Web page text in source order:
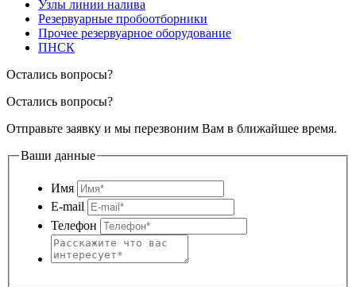
Узлы линии налива
Резервуарные пробоотборники
Прочее резервуарное оборудование
ПНСК
Остались вопросы?
Остались вопросы?
Отправьте заявку и мы перезвоним Вам в ближайшее время.
Ваши данные
Имя
E-mail
Телефон